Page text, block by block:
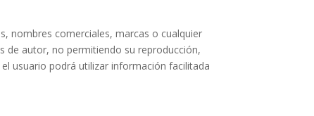
nombres comerciales, marcas o cualquier
de autor, no permitiendo su reproducción,
usuario podrá utilizar información facilitada